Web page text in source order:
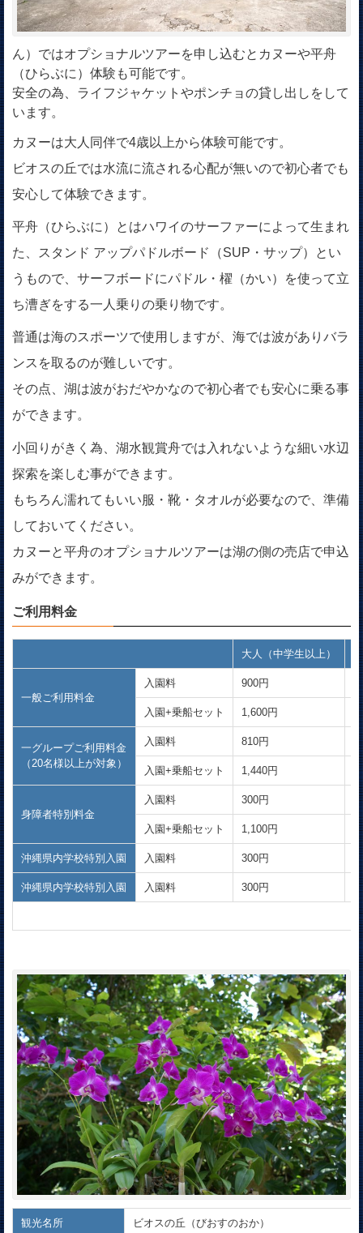
ん）ではオプショナルツアーを申し込むとカヌーや平舟
（ひらぶに）体験も可能です。
安全の為、ライフジャケットやポンチョの貸し出しをして
います。
カヌーは大人同伴で4歳以上から体験可能です。
ビオスの丘では水流に流される心配が無いので初心者でも
安心して体験できます。
平舟（ひらぶに）とはハワイのサーファーによって生まれ
た、スタンド アップパドルボード（SUP・サップ）とい
うもので、サーフボードにパドル・櫂（かい）を使って立
ち漕ぎをする一人乗りの乗り物です。
普通は海のスポーツで使用しますが、海では波がありバラ
ンスを取るのが難しいです。
その点、湖は波がおだやかなので初心者でも安心に乗る事
ができます。
小回りがきく為、湖水観賞舟では入れないような細い水辺
探索を楽しむ事ができます。
もちろん濡れてもいい服・靴・タオルが必要なので、準備
しておいてください。
カヌーと平舟のオプショナルツアーは湖の側の売店で申込
みができます。
ご利用料金
大人（中学生以上）
一般ご利用料金
入園料 900円
入園+乗船セット 1,600円
一グループご利用料金
（20名様以上が対象）
入園料 810円
入園+乗船セット 1,440円
身障者特別料金
入園料 300円
入園+乗船セット 1,100円
沖縄県内学校特別入園 入園料 300円
沖縄県内学校特別入園 入園料 300円
観光名所 ビオスの丘（びおすのおか）